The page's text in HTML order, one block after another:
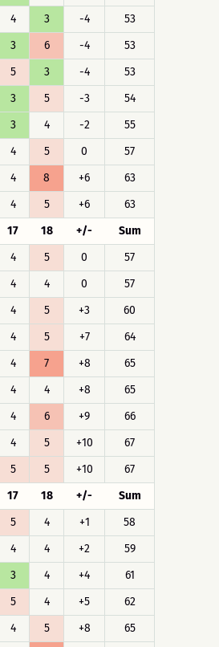
4 3 -4
53
3 6 -4
53
5 3 -4
53
3 5 -3
54
3 4 -2
55
4 5 0
57
4 8 +6
63
4 5 +6
63
17 18 +/-
Sum
4 5 0
57
4 4 0
57
4 5 +3
60
4 5 +7
64
4 7 +8
65
4 4 +8
65
4 6 +9
66
4 5 +10
67
5 5 +10
67
17 18 +/-
Sum
5 4 +1
58
4 4 +2
59
3 4 +4
61
5 4 +5
62
4 5 +8
65